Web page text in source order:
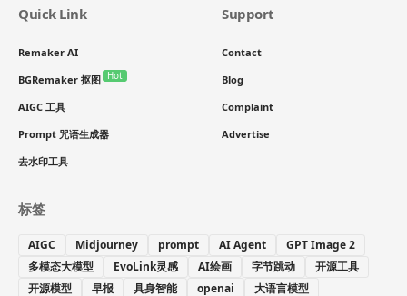
Quick Link
Remaker AI
BGRemaker 抠图 Hot
AIGC 工具
Prompt 咒语生成器
去水印工具
Support
Contact
Blog
Complaint
Advertise
标签
AIGC Midjourney prompt AI Agent
GPT Image 2
多模态大模型
EvoLink灵感 AI绘画 字节跳动
开源工具
开源模型
早报 具身智能 openai 大语言模型